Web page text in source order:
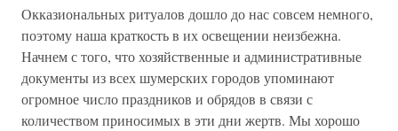
Окказиональных ритуалов дошло до нас совсем немного,
поэтому наша краткость в их освещении неизбежна.
Начнем с того, что хозяйственные и административные
документы из всех шумерских городов упоминают
огромное число праздников и обрядов в связи с
количеством приносимых в эти дни жертв. Мы хорошо